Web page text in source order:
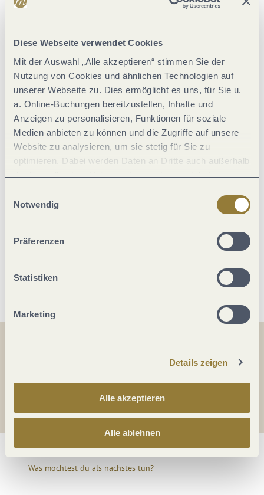
Diese Webseite verwendet Cookies
Mit der Auswahl „Alle akzeptieren“ stimmen Sie der
Nutzung von Cookies und ähnlichen Technologien auf
unserer Webseite zu. Dies ermöglicht es uns, für Sie u.
a. Online-Buchungen bereitzustellen, Inhalte und
Anzeigen zu personalisieren, Funktionen für soziale
Medien anbieten zu können und die Zugriffe auf unsere
Website zu analysieren, um sie stetig für Sie zu
optimieren. Dabei werden Daten an Dritte auch außerhalb
der Europäischen Union weitergegeben und dort
jederzeit widerrufen werden. Mit der Auswahl "Alle
ablehnen" kann es zu Beeinträchtigungen in der Nutzung
Notwendig
Präferenzen
Statistiken
Marketing
Details zeigen
Alle akzeptieren
Alle ablehnen
Allgemeine Informationen
Einrichtungen Betrieb
Ausstattung Zimmer/Appartement
Lage
Eignung
Verpflegung
Weitere Infos
Was möchtest du als nächstes tun?